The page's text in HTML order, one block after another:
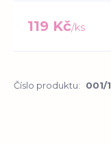
119 Kč/ks
Číslo produktu: 001/1